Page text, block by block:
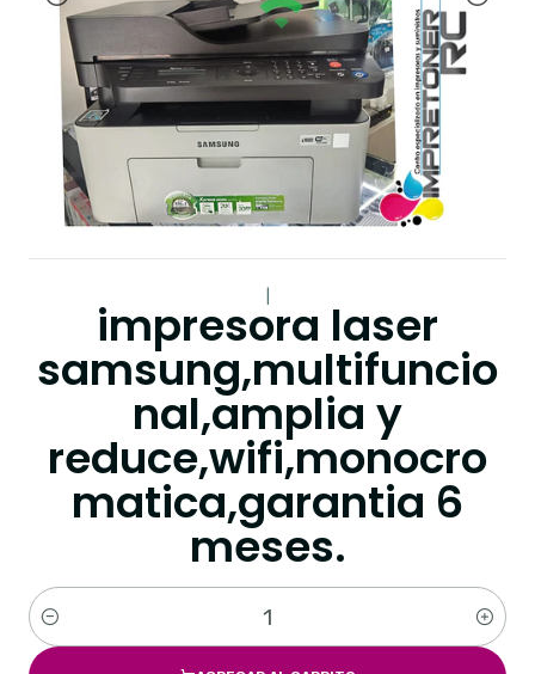
impresora laser
samsung,multifuncio
nal,amplia y
reduce,wifi,monocro
matica,garantia 6
meses.
Cantidad